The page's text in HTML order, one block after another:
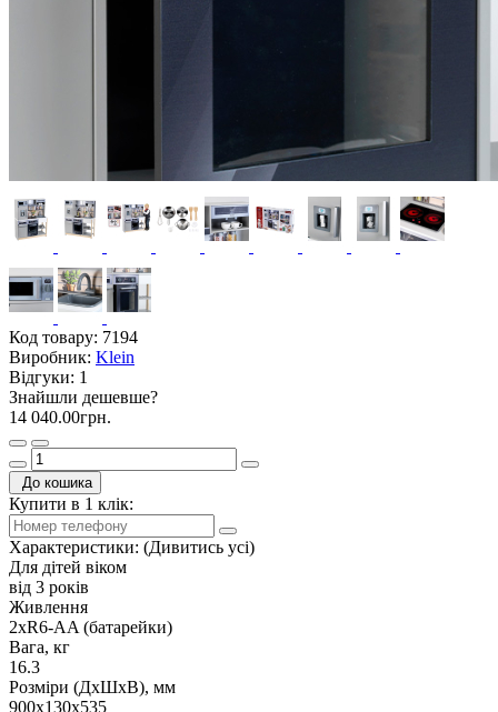
Код товару: 7194
Виробник: Klein
Відгуки: 1
Знайшли дешевше?
14 040.00грн.
До кошика
Купити в 1 клік:
Характеристики: (Дивитись усі)
Для дітей віком
від 3 років
Живлення
2xR6-AA (батарейки)
Вага, кг
16.3
Розміри (ДxШxВ), мм
900х130х535